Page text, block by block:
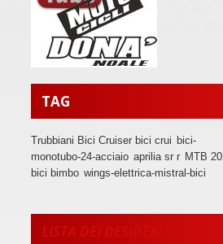
TAG
Trubbiani Bici Cruiser bici crui bici-
monotubo-24-acciaio aprilia sr r MTB 20
bici bimbo wings-elettrica-mistral-bici
LISTA DEI DESIDERI